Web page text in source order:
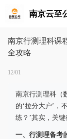
南京云至
南京行测理科课
全攻略
12/01
南京行测理科（
的‘拉分大户’，
练？’其实，关
一、行测理备考